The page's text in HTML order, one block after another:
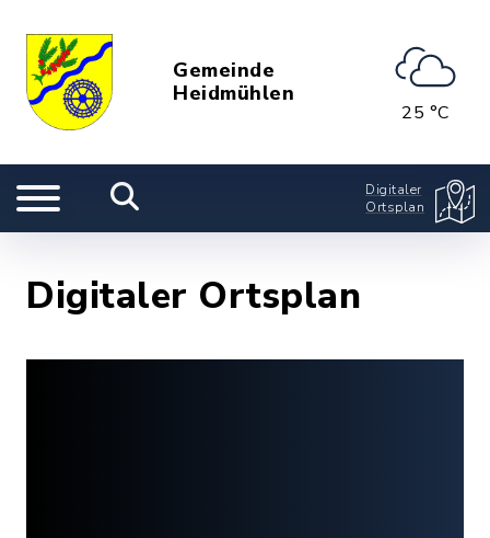
Gemeinde
Heidmühlen
25 °C
Digitaler
Ortsplan
Digitaler Ortsplan